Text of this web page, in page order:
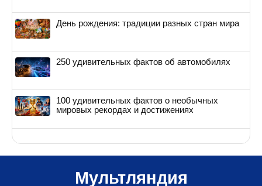
День рождения: традиции разных стран мира
250 удивительных фактов об автомобилях
100 удивительных фактов о необычных
мировых рекордах и достижениях
Мультляндия